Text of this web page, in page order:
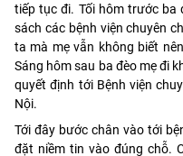
tiếp tục đi. Tối hôm trước ba
sách các bệnh viện chuyên
ta mà mẹ vẫn không biết
Sáng hôm sau ba đèo mẹ đi
quyết định tới Bệnh viện
Nội.
Tới đây bước chân vào tới
đặt niềm tin vào đúng chỗ.